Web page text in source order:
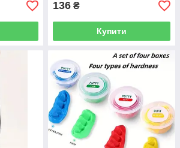
136 ₴
Купити